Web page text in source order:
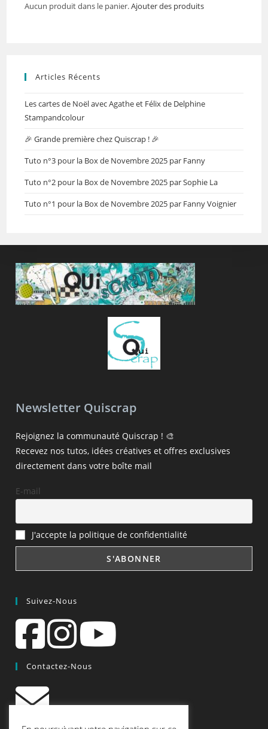
Aucun produit dans le panier.Ajouter des produits
Articles Récents
Les cartes de Noël avec Agathe et Félix de Delphine
Stampandcolour
🎉 Grande première chez Quiscrap ! 🎉
Tuto n°3 pour la Box de Novembre 2025 par Fanny
Tuto n°2 pour la Box de Novembre 2025 par Sophie La
Tuto n°1 pour la Box de Novembre 2025 par Fanny Voignier
Newsletter Quiscrap
Rejoignez la communauté Quiscrap ! 🎨
Recevez nos tutos, idées créatives et offres exclusives
directement dans votre boîte mail
E-mail
J'accepte la politique de confidentialité
Suivez-Nous
Contactez-Nous
contact@quiscrap.fr